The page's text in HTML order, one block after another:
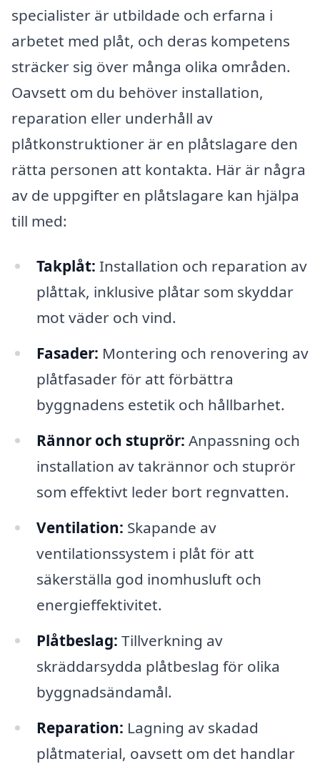
specialister är utbildade och erfarna i
arbetet med plåt, och deras kompetens
sträcker sig över många olika områden.
Oavsett om du behöver installation,
reparation eller underhåll av
plåtkonstruktioner är en plåtslagare den
rätta personen att kontakta. Här är några
av de uppgifter en plåtslagare kan hjälpa
till med:
Takplåt: Installation och reparation av
plåttak, inklusive plåtar som skyddar
mot väder och vind.
Fasader: Montering och renovering av
plåtfasader för att förbättra
byggnadens estetik och hållbarhet.
Rännor och stuprör: Anpassning och
installation av takrännor och stuprör
som effektivt leder bort regnvatten.
Ventilation: Skapande av
ventilationssystem i plåt för att
säkerställa god inomhusluft och
energieffektivitet.
Plåtbeslag: Tillverkning av
skräddarsydda plåtbeslag för olika
byggnadsändamål.
Reparation: Lagning av skadad
plåtmaterial, oavsett om det handlar